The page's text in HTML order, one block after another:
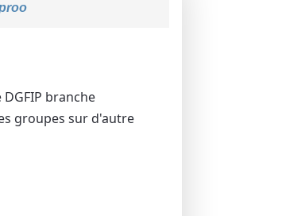
branche
groupes sur d'autre